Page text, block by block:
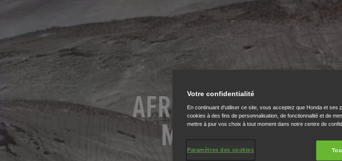
AFRIQUE DU SUD
MARS 2019
Votre confidentialité
En continuant d'utiliser ce site, vous acceptez que Honda et ses
cookies à des fins de personnalisation, de fonctionnalité et de
mettre à jour vos choix à tout moment dans notre centre de
Paramètres des cookies